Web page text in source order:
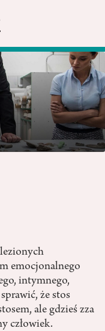
emocjonalnego
intymnego,
że stos
ale gdzieś zza
człowiek.